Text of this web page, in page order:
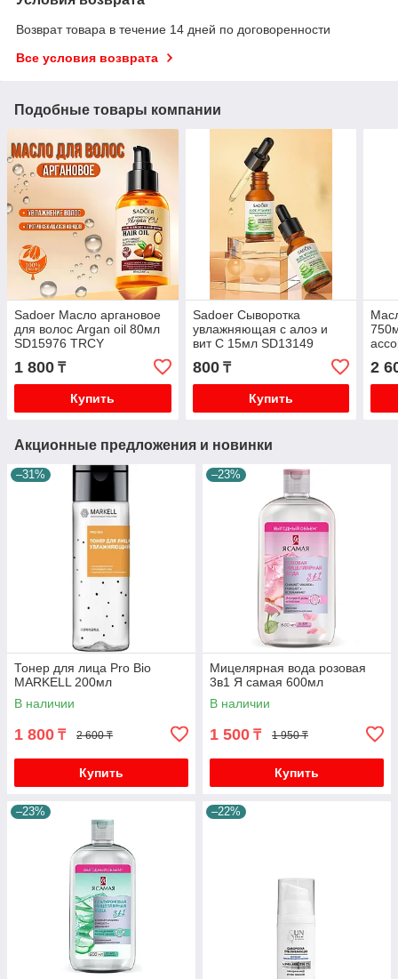
Возврат товара в течение 14 дней по договоренности
Все условия возврата
Подобные товары компании
Sadoer Масло аргановое
для волос Argan oil 80мл
SD15976 TRCY
1 800 ₸
Купить
Sadoer Сыворотка
увлажняющая с алоэ и
вит С 15мл SD13149
TRCY
800₸
Купить
2
Акционные предложения и новинки
–31%
Тонер для лица Pro Bio
MARKELL 200мл
В наличии
1 800 ₸ 2 600 ₸
Купить
–23%
Мицелярная вода розовая
3в1 Я самая 600мл
В наличии
1 500 ₸ 1 950 ₸
Купить
–23% –22%